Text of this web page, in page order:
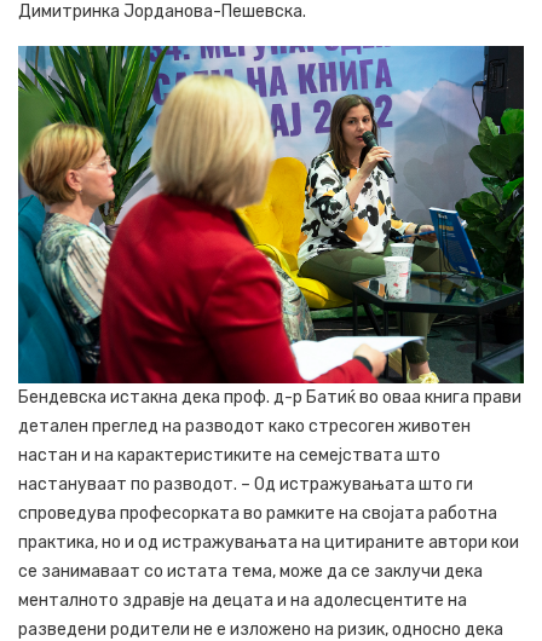
Димитринка Јорданова-Пешевска.
Бендевска истакна дека проф. д-р Батиќ во оваа книга прави
детален преглед на разводот како стресоген животен
настан и на карактеристиките на семејствата што
настануваат по разводот. – Од истражувањата што ги
спроведува професорката во рамките на својата работна
практика, но и од истражувањата на цитираните автори кои
се занимаваат со истата тема, може да се заклучи дека
менталното здравје на децата и на адолесцентите на
разведени родители не е изложено на ризик, односно дека